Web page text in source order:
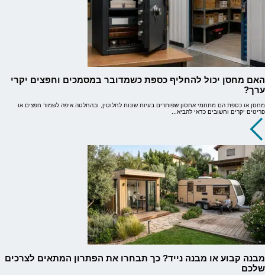
האם מחסן יכול להחליף כספת כשמדובר במסמכים וחפצים יקרי
ערך?
מחסן או כספת הם מתחמי אחסון שפותרים בעיות שונות לחלוטין, ובהחלטה איפה לשמור חפצים או
פריטים יקרים וחשובים כדאי להביא...
מבנה קבוע או מבנה נייד? כך תבחרו את הפתרון המתאים לצרכים
שלכם